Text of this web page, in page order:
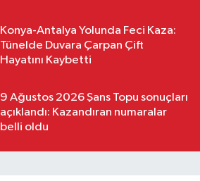
Konya-Antalya Yolunda Feci Kaza:
Tünelde Duvara Çarpan Çift
Hayatını Kaybetti
9 Ağustos 2026 Şans Topu sonuçları
açıklandı: Kazandıran numaralar
belli oldu